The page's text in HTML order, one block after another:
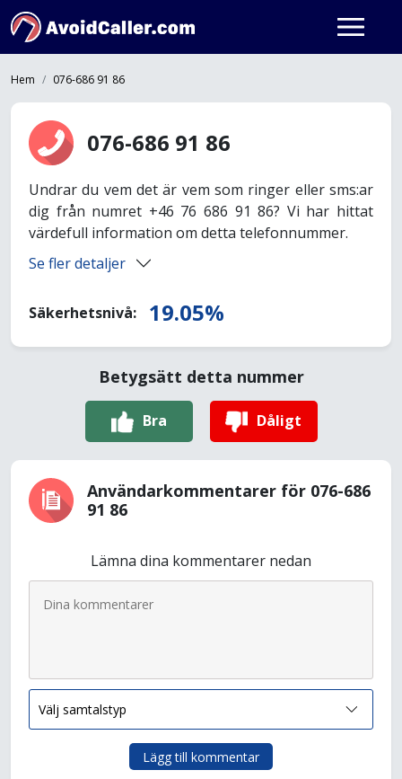
Hem 076-686 91 86
076-686 91 86
Undrar du vem det är vem som ringer eller sms:ar
dig från numret +46 76 686 91 86? Vi har hittat
värdefull information om detta telefonnummer.
Se fler detaljer
Säkerhetsnivå: 19.05%
Betygsätt detta nummer
Bra Dåligt
Användarkommentarer för 076-686
91 86
Lämna dina kommentarer nedan
Lägg till kommentar